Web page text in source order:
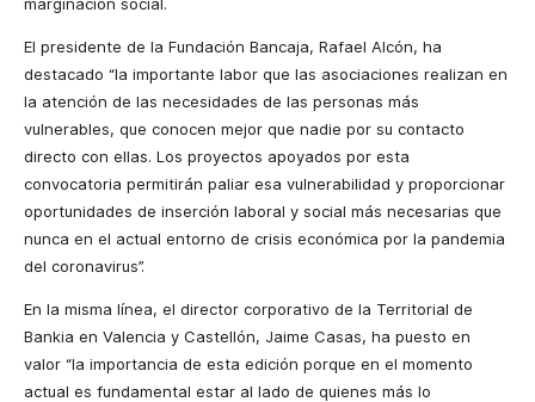
El presidente de la Fundación Bancaja, Rafael Alcón, ha
destacado “la importante labor que las asociaciones realizan en
la atención de las necesidades de las personas más
vulnerables, que conocen mejor que nadie por su contacto
directo con ellas. Los proyectos apoyados por esta
convocatoria permitirán paliar esa vulnerabilidad y proporcionar
oportunidades de inserción laboral y social más necesarias que
nunca en el actual entorno de crisis económica por la pandemia
del coronavirus”.
En la misma línea, el director corporativo de la Territorial de
Bankia en Valencia y Castellón, Jaime Casas, ha puesto en
valor “la importancia de esta edición porque en el momento
actual es fundamental estar al lado de quienes más lo